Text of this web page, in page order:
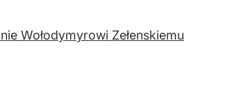
Wołodymyrowi Zełenskiemu